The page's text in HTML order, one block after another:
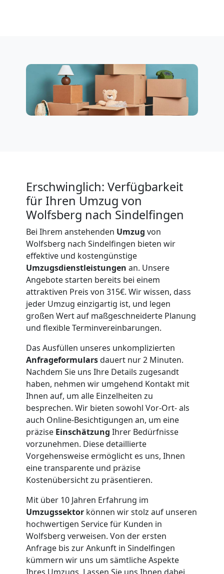
Erschwinglich: Verfügbarkeit
für Ihren Umzug von
Wolfsberg nach Sindelfingen
Bei Ihrem anstehenden Umzug von
Wolfsberg nach Sindelfingen bieten wir
effektive und kostengünstige
Umzugsdienstleistungen an. Unsere
Angebote starten bereits bei einem
attraktiven Preis von 315€. Wir wissen, dass
jeder Umzug einzigartig ist, und legen
großen Wert auf maßgeschneiderte Planung
und flexible Terminvereinbarungen.
Das Ausfüllen unseres unkomplizierten
Anfrageformularsdauert nur 2 Minuten.
Nachdem Sie uns Ihre Details zugesandt
haben, nehmen wir umgehend Kontakt mit
Ihnen auf, um alle Einzelheiten zu
besprechen. Wir bieten sowohl Vor-Ort- als
auch Online-Besichtigungen an, um eine
präzise Einschätzung Ihrer Bedürfnisse
vorzunehmen. Diese detaillierte
Vorgehensweise ermöglicht es uns, Ihnen
eine transparente und präzise
Kostenübersicht zu präsentieren.
Mit über 10 Jahren Erfahrung im
Umzugssektor können wir stolz auf unseren
hochwertigen Service für Kunden in
Wolfsberg verweisen. Von der ersten
Anfrage bis zur Ankunft in Sindelfingen
kümmern wir uns um sämtliche Aspekte
National
Möbeltransport
National
Beiladung
International
Internationaler
Umzug
Nationaler
Umzug